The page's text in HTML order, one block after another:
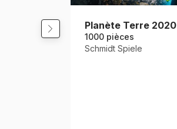
Planète Terre 2020
1000 pièces
Schmidt Spiele